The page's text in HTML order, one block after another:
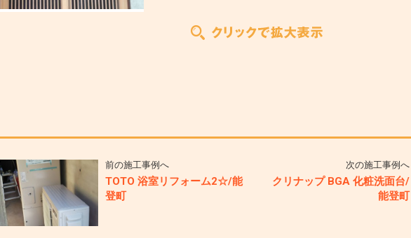
前の施工事例へ
TOTO 浴室リフォーム2☆/能
登町
次の施工事例へ
クリナップ BGA 化粧洗面台/
能登町